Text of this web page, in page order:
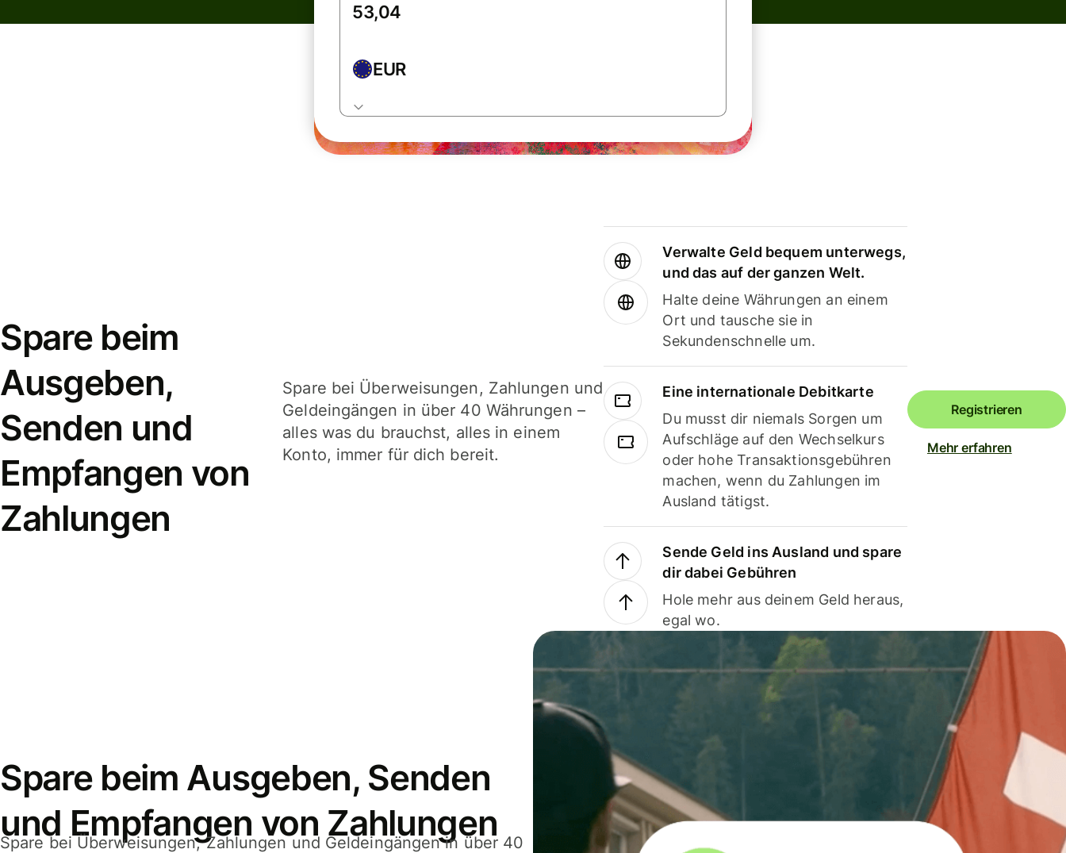
EUR
Spare beim
Ausgeben,
Senden und
Empfangen von
Zahlungen
Spare bei Überweisungen, Zahlungen und
Geldeingängen in über 40 Währungen –
alles was du brauchst, alles in einem
Konto, immer für dich bereit.
Verwalte Geld bequem unterwegs,
und das auf der ganzen Welt.
Halte deine Währungen an einem
Ort und tausche sie in
Sekundenschnelle um.
Eine internationale Debitkarte
Du musst dir niemals Sorgen um
Aufschläge auf den Wechselkurs
oder hohe Transaktionsgebühren
machen, wenn du Zahlungen im
Ausland tätigst.
Sende Geld ins Ausland und spare
dir dabei Gebühren
Hole mehr aus deinem Geld heraus,
egal wo.
Registrieren
Mehr erfahren
Spare beim Ausgeben, Senden
und Empfangen von Zahlungen
Spare bei Überweisungen, Zahlungen und Geldeingängen in über 40